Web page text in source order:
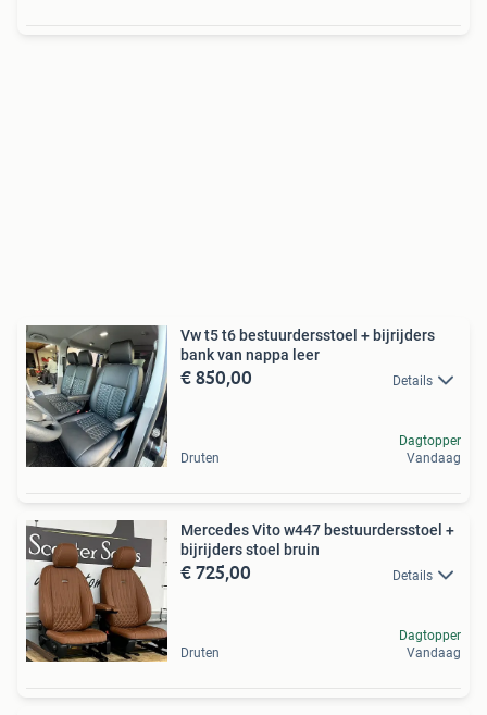
Vw t5 t6 bestuurdersstoel + bijrijders
bank van nappa leer
€ 850,00 Details
Druten
Dagtopper
Vandaag
Mercedes Vito w447 bestuurdersstoel +
bijrijders stoel bruin
€ 725,00 Details
Druten
Dagtopper
Vandaag